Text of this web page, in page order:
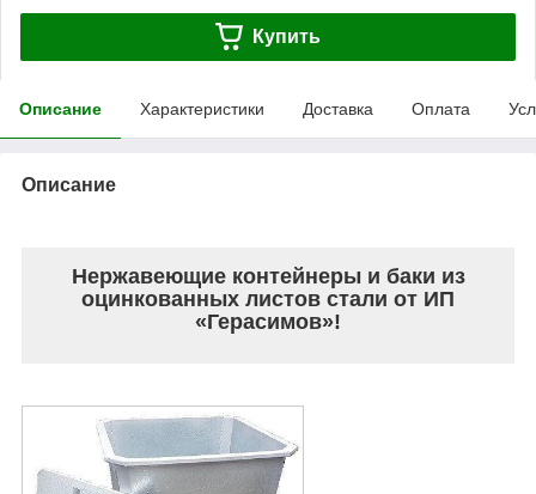
Купить
Описание Характеристики Доставка Оплата
Описание
Нержавеющие контейнеры и баки из
оцинкованных листов стали от ИП
«Герасимов»!